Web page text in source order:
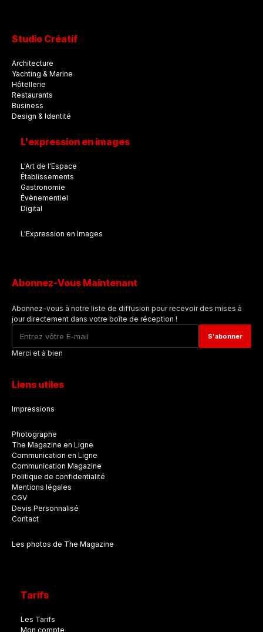
Studio Créatif
Architecture
Yachting & Marine
Hôtellerie
Restaurants
Business
Design & Identité
L'expression en images
L'Art de l'Espace
Établissements
Gastronomie
Évènementiel
Digital
L'Expression en Images
Abonnez-Vous Maintenant
Abonnez-vous à notre liste de diffusion pour recevoir des mises à
jour directement dans votre boîte de réception !
Merci et à bien
Liens utiles
Impressions
Photographe
The Magazine en Ligne
Communication en Ligne
Communication Magazine
Politique de confidentialité
Mentions légales
CGV
Devis Personnalisé
Contact
Les photos de The Magazine
Tarifs
Les Tarifs
Mon compte